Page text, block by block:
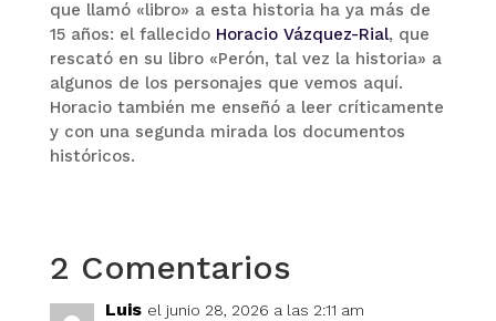
que llamó «libro» a esta historia ha ya más de
15 años: el fallecido Horacio Vázquez-Rial, que
rescató en su libro «Perón, tal vez la historia» a
algunos de los personajes que vemos aquí.
Horacio también me enseñó a leer críticamente
y con una segunda mirada los documentos
históricos.
2 Comentarios
Luis el junio 28, 2026 a las 2:11 am